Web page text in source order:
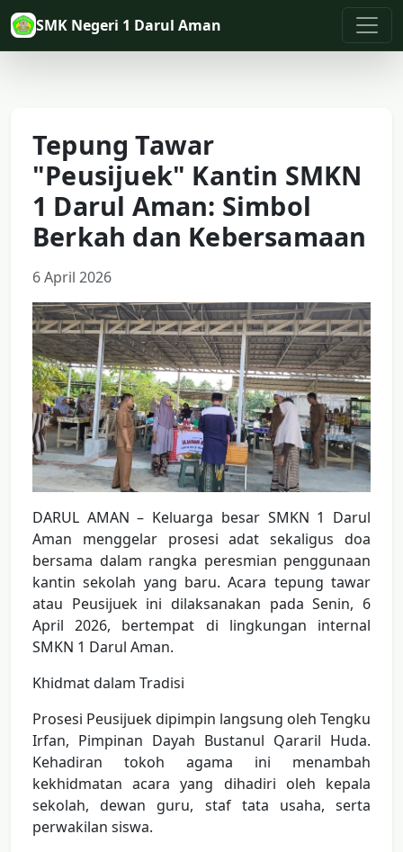
SMK Negeri 1 Darul Aman
Tepung Tawar
"Peusijuek" Kantin SMKN
1 Darul Aman: Simbol
Berkah dan Kebersamaan
6 April 2026
DARUL AMAN – Keluarga besar SMKN 1 Darul
Aman menggelar prosesi adat sekaligus doa
bersama dalam rangka peresmian penggunaan
kantin sekolah yang baru. Acara tepung tawar
atau Peusijuek ini dilaksanakan pada Senin, 6
April 2026, bertempat di lingkungan internal
SMKN 1 Darul Aman.
Khidmat dalam Tradisi
Prosesi Peusijuek dipimpin langsung oleh Tengku
Irfan, Pimpinan Dayah Bustanul Qararil Huda.
Kehadiran tokoh agama ini menambah
kekhidmatan acara yang dihadiri oleh kepala
sekolah, dewan guru, staf tata usaha, serta
perwakilan siswa.